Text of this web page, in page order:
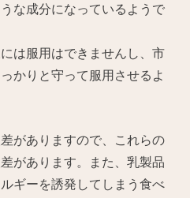
な成分になっているようで
は服用はできませんし、市
かりと守って服用させるよ
がありますので、これらの
があります。また、乳製品
ギーを誘発してしまう食べ